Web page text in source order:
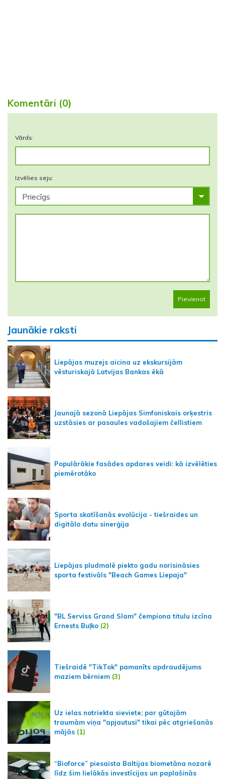
Komentāri (0)
Vārds:
Izvēlies seju:
Pievienot
Jaunākie raksti
Liepājas muzejs aicina uz ekskursijām
vēsturiskajā Latvijas Bankas ēkā
Jaunajā sezonā Liepājas Simfoniskais orķestris
uzstāsies ar pasaules vadošajiem čellistiem
Populārākie fasādes apdares veidi: kā izvēlēties
piemērotāko
Sporta skatīšanās evolūcija - tiešraides un
digitālo datu sinerģija
Liepājas pludmalē piekto gadu norisināsies
sporta festivāls "Beach Games Liepaja"
"BL Serviss Grand Slam" čempiona titulu izcīna
Ernests Buļko (2)
Tiešraidē "TikTok" pamanīts apdraudējums
maziem bērniem (3)
Uz ielas notriekta sieviete; par gūtajām
traumām viņa "apjautusi" tikai pēc atgriešanās
mājās (1)
“Bioforce” piesaista Baltijas biometāna nozarē
līdz šim lielākās investīcijas un paplašinās